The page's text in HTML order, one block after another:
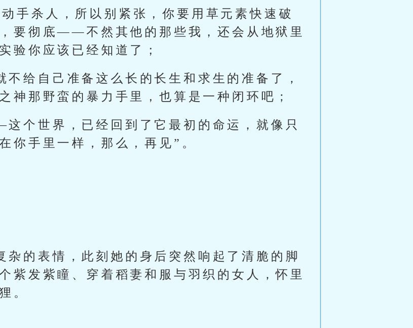
手杀人，所以别紧张，你要用草元素快速破
要彻底——不然其他的那些我，还会从地狱里
你应该已经知道了；
不给自己准备这么长的长生和求生的准备了，
神那野蛮的暴力手里，也算是一种闭环吧；
个世界，已经回到了它最初的命运，就像只
你手里一样，那么，再见”。
杂的表情，此刻她的身后突然响起了清脆的脚
紫发紫瞳、穿着稻妻和服与羽织的女人，怀里
。